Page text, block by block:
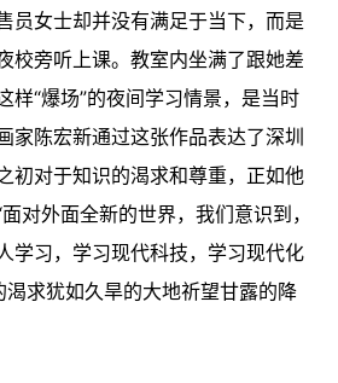
员女士却并没有满足于当下，而是
校旁听上课。教室内坐满了跟她差
样“爆场”的夜间学习情景，是当时
家陈宏新通过这张作品表达了深圳
初对于知识的渴求和尊重，正如他
对外面全新的世界，我们意识到，
学习，学习现代科技，学习现代化
求犹如久旱的大地祈望甘露的降